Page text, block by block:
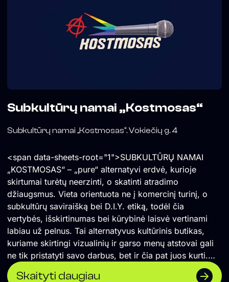
Subkultūrų namai „Kostmosas“
Subkultūrų namai „Kostmosas“. Vokiečių g. 4
<span data-sheets-root="1">SUBKULTŪRŲ NAMAI
„KOSTMOSAS“ – „pure“ alternatyvi erdvė, kurioje
skirtumai turėtų neerzinti, o skatinti atradimo
džiaugsmus. Vieta orientuota ne į komercinį turinį, o
subkultūrų saviraišką bei D.I.Y. etiką, todėl čia
vertybės, išskirtinumas bei kūrybinė laisvė vertinami
labiau už pelnus. Tai alternatyvus kultūrinis butikas,
kuriame skirtingi vizualinių ir garso menų atstovai gali
ne tik pristatyti savo darbus, bet ir čia pat juos kurti.
</span> Formuojame erdvę, kurioje naktinė kultūra
suvokiama ne vien kaip pramoga, o labiau kaip
Skaityti daugiau